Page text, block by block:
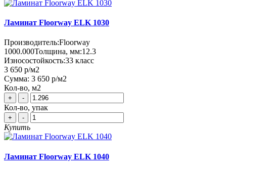
Ламинат Floorway ELK 1030
Производитель:Floorway
1000.000Толщина, мм:12.3
Износостойкость:33 класс
3 650 р/м2
Сумма: 3 650 р/м2
Кол-во, м2
+ -
Кол-во, упак
+ -
Купить
Ламинат Floorway ELK 1040